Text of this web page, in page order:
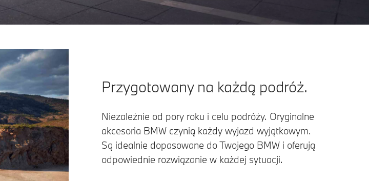
Przygotowany na każdą podróż.
Niezależnie od pory roku i celu podróży. Oryginalne
akcesoria BMW czynią każdy wyjazd wyjątkowym.
Są idealnie dopasowane do Twojego BMW i oferują
odpowiednie rozwiązanie w każdej sytuacji.